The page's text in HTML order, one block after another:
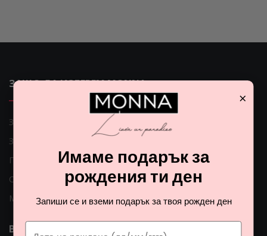
ЗАЩО ДА ИЗБЕРЕМ MONNA
Защо да изберем Monna
За нас
Поръчки по телефона
Само оригинални продукти
Мнения на клиентите
ВАЖНИ ЛИНКОВЕ
×
Имаме подарък за
рождения ти ден
Запиши се и вземи подарък за твоя рожден ден